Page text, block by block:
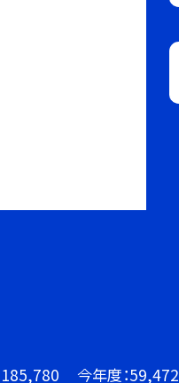
185,780 今年度：59,472